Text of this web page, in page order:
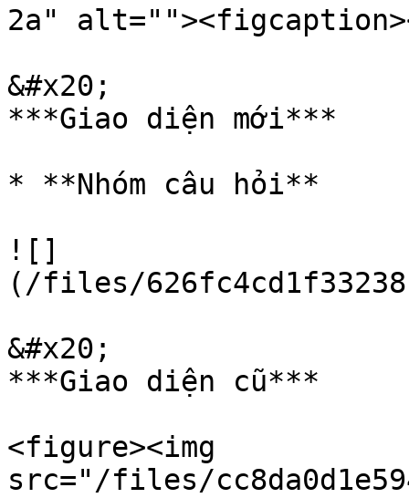
2a"
&#x20;
***Giao diện mới***
* **Nhóm câu hỏi**
![]
(/files/
&#x20;
***Giao diện cũ***
<figure><img
src="/files/